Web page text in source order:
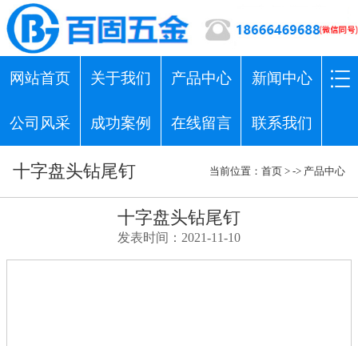
网站首页 关于我们 产品中心 新闻中心
公司风采 成功案例 在线留言 联系我们
十字盘头钻尾钉 当前位置： 首页 > -> 产品中心
十字盘头钻尾钉
发表时间：2021-11-10